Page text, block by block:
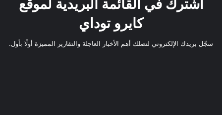
اشترك في القائمة البريدية لموقع
كايرو توداي
سجّل بريدك الإلكتروني لتصلك أهم الأخبار العاجلة والتقارير المميزة أولًا بأول.